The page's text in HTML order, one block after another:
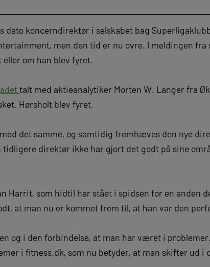
dato koncerndirektør i selskabet bag
men den tid er nu ovre. I meldingen
om han blev fyret.
talt med aktieanalytiker Morten W. Langer fra
Hørsholt blev fyret.
det samme, og samtidig fremhæves den nye
tidligere direktør ikke har gjort det godt på sine
Harrit, som hidtil har stået i spidsen for en anden
at man nu er kommet frem til, at han var den
og i den forbindelse, at man har været i
i fitness.dk, som nu betyder, at man skifter ud